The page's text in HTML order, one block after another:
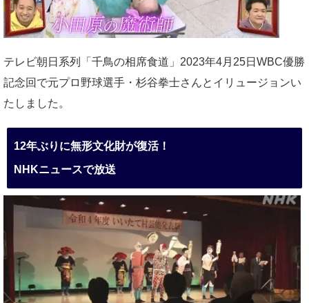
テレビ朝日系列「千鳥の相席食道」2023年4月25日WBC優勝
記念回で元プロ野球選手・杉谷拳士さんとイリュージョンい
たしました。
12年ぶりに無形文化財が復活！
NHKニュースで放送